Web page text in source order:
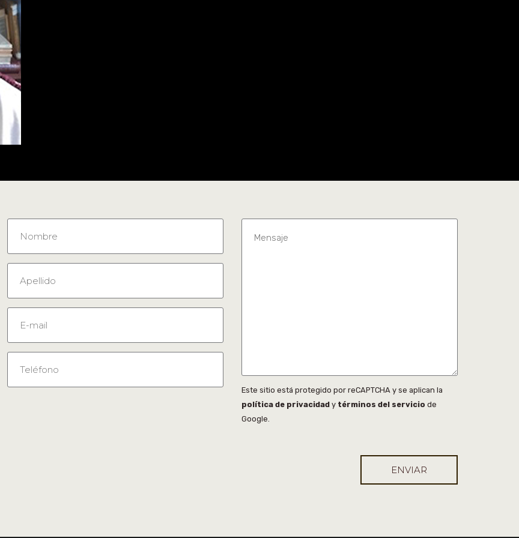
Este sitio está protegido por reCAPTCHA y se aplican la
política de privacidad y términos del servicio de
Google.